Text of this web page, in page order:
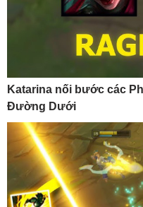
Katarina nối bước các
Đường Dưới